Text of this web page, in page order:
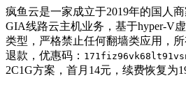
疯鱼云是一家成立于2019年的国人
GIA线路云主机业务，基于hyper-V
类型，严格禁止任何翻墙类应用，
退款，优惠码：
2C1G方案，首月14元，续费恢复为